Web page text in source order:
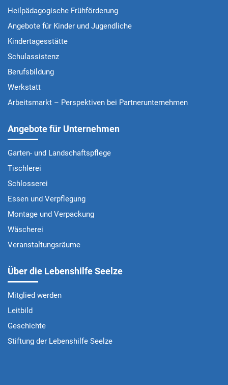
Heilpädagogische Frühförderung
Angebote für Kinder und Jugendliche
Kindertagesstätte
Schulassistenz
Berufsbildung
Werkstatt
Arbeitsmarkt – Perspektiven bei Partnerunternehmen
Angebote für Unternehmen
Garten- und Landschaftspflege
Tischlerei
Schlosserei
Essen und Verpflegung
Montage und Verpackung
Wäscherei
Veranstaltungsräume
Über die Lebenshilfe Seelze
Mitglied werden
Leitbild
Geschichte
Stiftung der Lebenshilfe Seelze